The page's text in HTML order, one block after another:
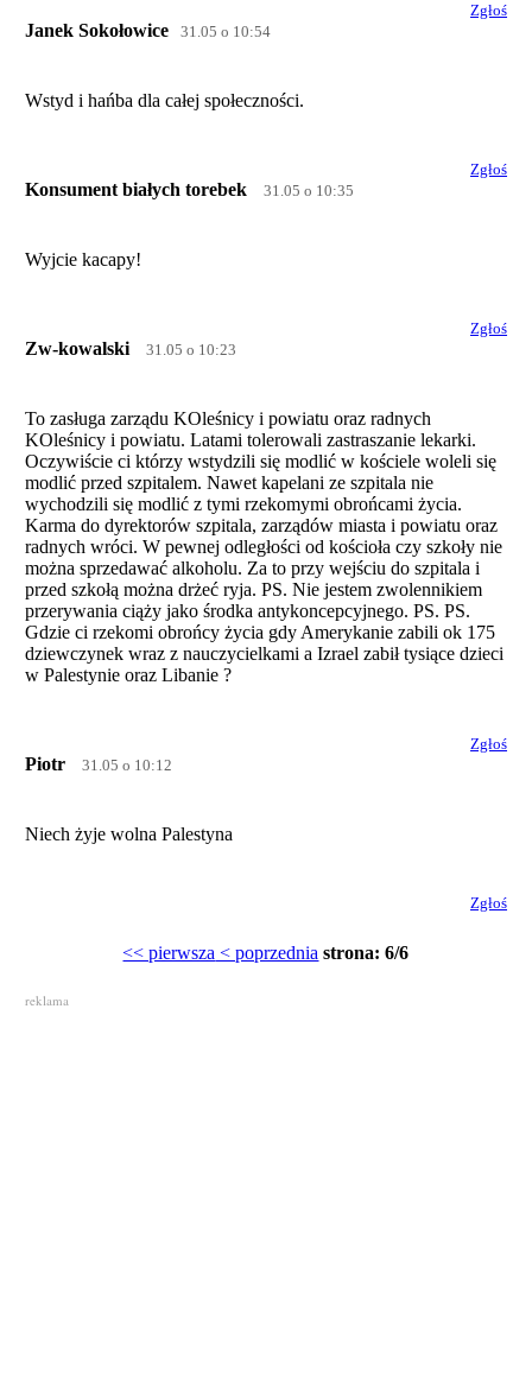
Zgłoś
Janek Sokołowice 31.05 o 10:54
Wstyd i hańba dla całej społeczności.
Zgłoś
Konsument białych torebek 31.05 o 10:35
Wyjcie kacapy!
Zgłoś
Zw-kowalski 31.05 o 10:23
To zasługa zarządu KOleśnicy i powiatu oraz radnych
KOleśnicy i powiatu. Latami tolerowali zastraszanie lekarki.
Oczywiście ci którzy wstydzili się modlić w kościele woleli się
modlić przed szpitalem. Nawet kapelani ze szpitala nie
wychodzili się modlić z tymi rzekomymi obrońcami życia.
Karma do dyrektorów szpitala, zarządów miasta i powiatu oraz
radnych wróci. W pewnej odległości od kościoła czy szkoły nie
można sprzedawać alkoholu. Za to przy wejściu do szpitala i
przed szkołą można drżeć ryja. PS. Nie jestem zwolennikiem
przerywania ciąży jako środka antykoncepcyjnego. PS. PS.
Gdzie ci rzekomi obrońcy życia gdy Amerykanie zabili ok 175
dziewczynek wraz z nauczycielkami a Izrael zabił tysiące dzieci
w Palestynie oraz Libanie ?
Zgłoś
Piotr 31.05 o 10:12
Niech żyje wolna Palestyna
Zgłoś
<< pierwsza < poprzednia strona: 6/6
reklama